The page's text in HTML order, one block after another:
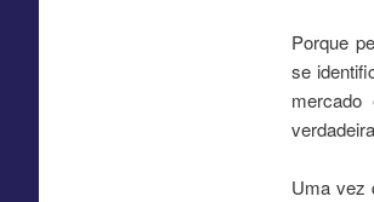
Porque
se
Uma vez